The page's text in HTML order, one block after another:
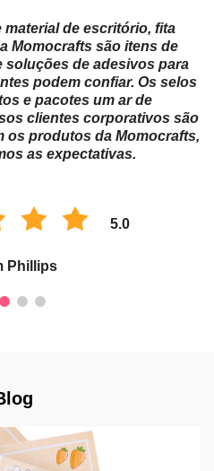
de escritório, fita
Momocrafts são itens de
soluções de adesivos para
podem confiar. Os selos
e pacotes um ar de
clientes corporativos são
os produtos da Momocrafts,
as expectativas.
5.0
Phillips